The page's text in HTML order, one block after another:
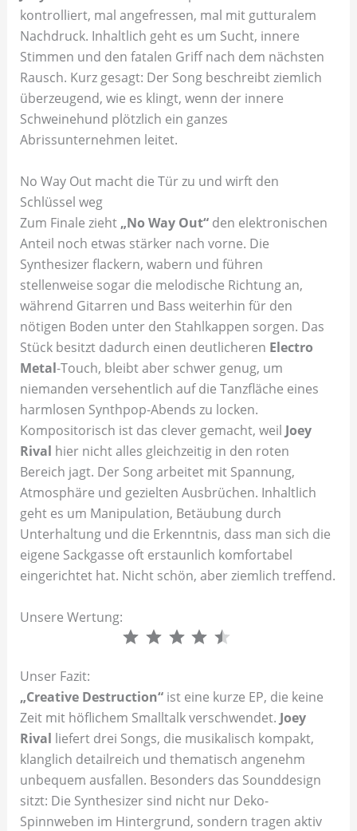
kontrolliert, mal angefressen, mal mit gutturalem
Nachdruck. Inhaltlich geht es um Sucht, innere
Stimmen und den fatalen Griff nach dem nächsten
Rausch. Kurz gesagt: Der Song beschreibt ziemlich
überzeugend, wie es klingt, wenn der innere
Schweinehund plötzlich ein ganzes
Abrissunternehmen leitet.
No Way Out macht die Tür zu und wirft den
Schlüssel weg
Zum Finale zieht „No Way Out“den elektronischen
Anteil noch etwas stärker nach vorne. Die
Synthesizer flackern, wabern und führen
stellenweise sogar die melodische Richtung an,
während Gitarren und Bass weiterhin für den
nötigen Boden unter den Stahlkappen sorgen. Das
Stück besitzt dadurch einen deutlicheren Electro
Metal-Touch, bleibt aber schwer genug, um
niemanden versehentlich auf die Tanzfläche eines
harmlosen Synthpop-Abends zu locken.
Kompositorisch ist das clever gemacht, weil Joey
Rival hier nicht alles gleichzeitig in den roten
Bereich jagt. Der Song arbeitet mit Spannung,
Atmosphäre und gezielten Ausbrüchen. Inhaltlich
geht es um Manipulation, Betäubung durch
Unterhaltung und die Erkenntnis, dass man sich die
eigene Sackgasse oft erstaunlich komfortabel
eingerichtet hat. Nicht schön, aber ziemlich treffend.
Unsere Wertung:
⭐⭐⭐⭐ ⭐
Unser Fazit:
„Creative Destruction“ist eine kurze EP, die keine
Zeit mit höflichem Smalltalk verschwendet. Joey
Rival liefert drei Songs, die musikalisch kompakt,
klanglich detailreich und thematisch angenehm
unbequem ausfallen. Besonders das Sounddesign
sitzt: Die Synthesizer sind nicht nur Deko-
Spinnweben im Hintergrund, sondern tragen aktiv